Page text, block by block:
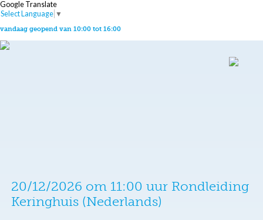
Google Translate
Select Language ▼
vandaag geopend van 10:00 tot 16:00
20/12/2026 om 11:00 uur Rondleiding
Keringhuis (Nederlands)